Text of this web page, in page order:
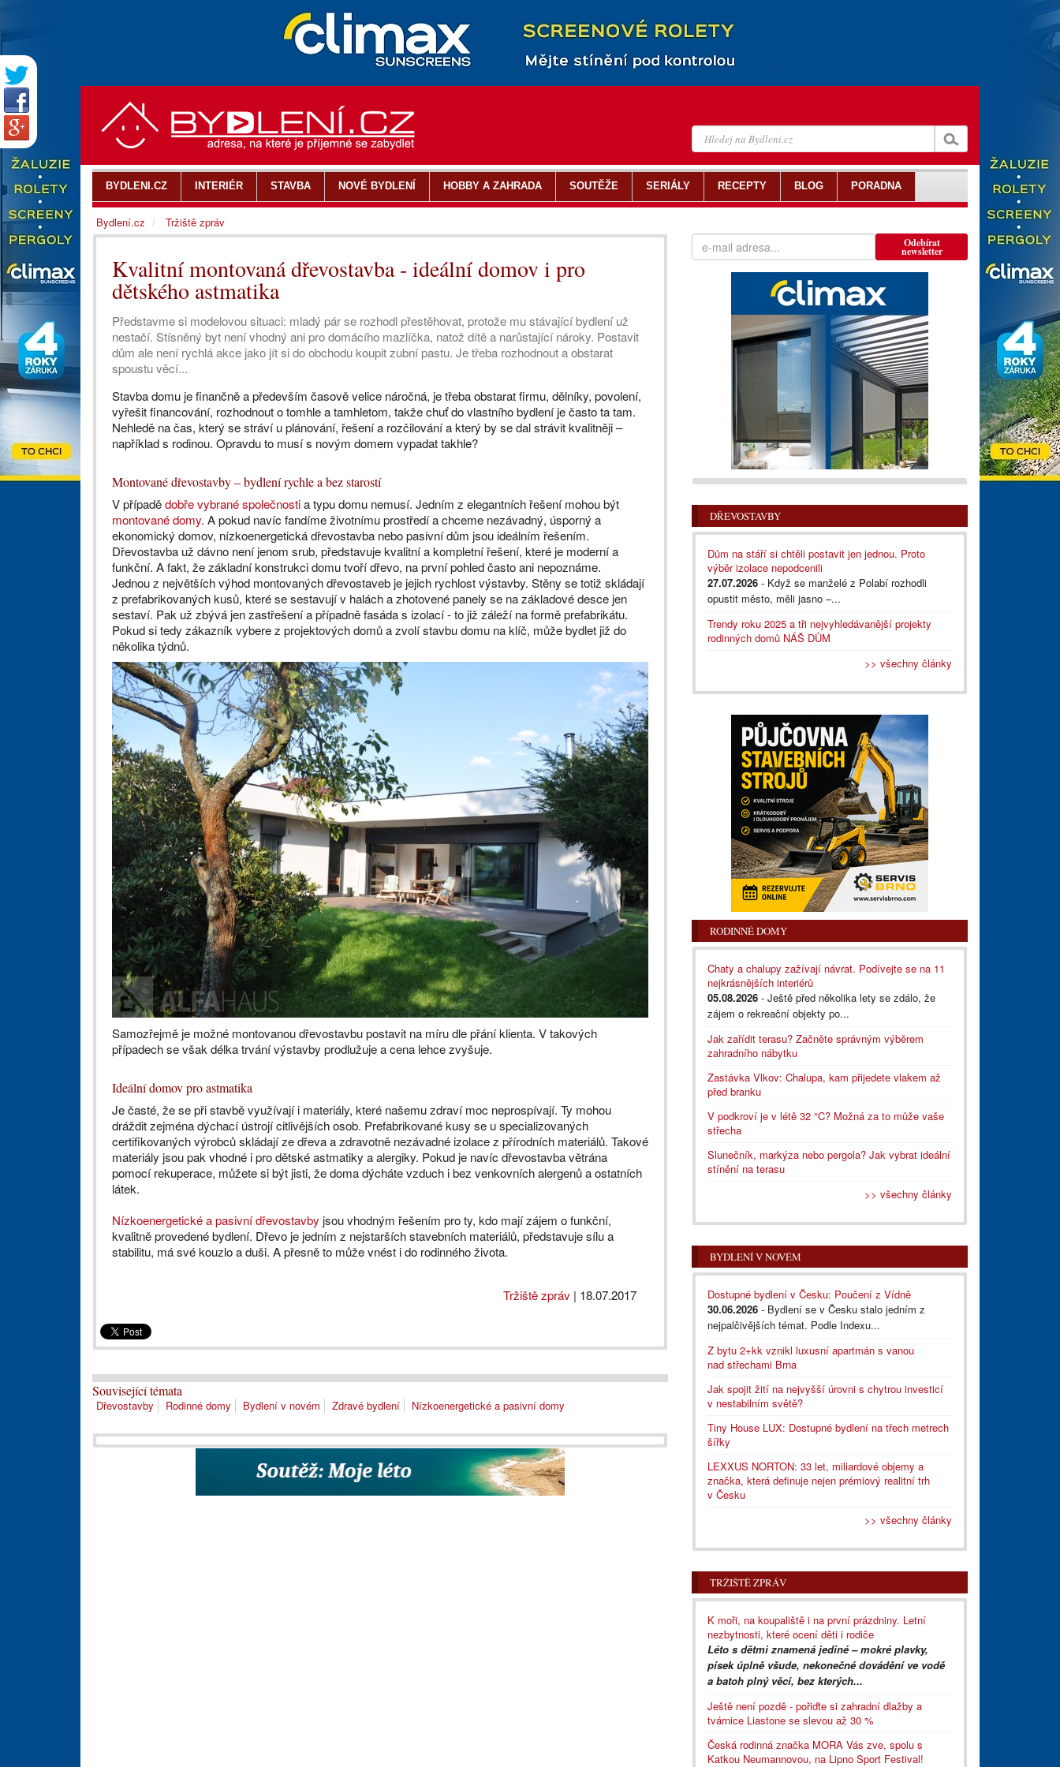
Kvalitní montovaná dřevostavba - ideální domov i pro
dětského astmatika
Představme si modelovou situaci: mladý pár se rozhodl přestěhovat, protože mu stávající bydlení už
nestačí. Stísněný byt není vhodný ani pro domácího mazlíčka, natož dítě a narůstající nároky. Postavit
dům ale není rychlá akce jako jít si do obchodu koupit zubní pastu. Je třeba rozhodnout a obstarat
spoustu věcí...
Stavba domu je finančně a především časově velice náročná, je třeba obstarat firmu, dělníky, povolení,
vyřešit financování, rozhodnout o tomhle a tamhletom, takže chuť do vlastního bydlení je často ta tam.
Nehledě na čas, který se stráví u plánování, řešení a rozčilování a který by se dal strávit kvalitněji –
například s rodinou. Opravdu to musí s novým domem vypadat takhle?
Montované dřevostavby – bydlení rychle a bez starostí
V případědobře vybrané společnostia typu domu nemusí. Jedním z elegantních řešení mohou být
montované domy. A pokud navíc fandíme životnímu prostředí a chceme nezávadný, úsporný a
ekonomický domov, nízkoenergetická dřevostavba nebo pasivní dům jsou ideálním řešením.
Dřevostavba už dávno není jenom srub, představuje kvalitní a kompletní řešení, které je moderní a
funkční. A fakt, že základní konstrukci domu tvoří dřevo, na první pohled často ani nepoznáme.
Jednou z největších výhod montovaných dřevostaveb je jejich rychlost výstavby. Stěny se totiž skládají
z prefabrikovaných kusů, které se sestavují v halách a zhotovené panely se na základové desce jen
sestaví. Pak už zbývá jen zastřešení a případně fasáda s izolací - to již záleží na formě prefabrikátu.
Pokud si tedy zákazník vybere z projektových domů a zvolí stavbu domu na klíč, může bydlet již do
několika týdnů.
Samozřejmě je možné montovanou dřevostavbu postavit na míru dle přání klienta. V takových
případech se však délka trvání výstavby prodlužuje a cena lehce zvyšuje.
Ideální domov pro astmatika
Je časté, že se při stavbě využívají i materiály, které našemu zdraví moc neprospívají. Ty mohou
dráždit zejména dýchací ústrojí citlivějších osob. Prefabrikované kusy se u specializovaných
certifikovaných výrobců skládají ze dřeva a zdravotně nezávadné izolace z přírodních materiálů. Takové
materiály jsou pak vhodné i pro dětské astmatiky a alergiky. Pokud je navíc dřevostavba větrána
pomocí rekuperace, můžete si být jisti, že doma dýcháte vzduch i bez venkovních alergenů a ostatních
látek.
Nízkoenergetické a pasivní dřevostavby jsou vhodným řešením pro ty, kdo mají zájem o funkční,
kvalitně provedené bydlení. Dřevo je jedním z nejstarších stavebních materiálů, představuje sílu a
stabilitu, má své kouzlo a duši. A přesně to může vnést i do rodinného života.
Tržiště zpráv | 18.07.2017
Související témata
Dřevostavby Rodinné domy Bydlení v novém Zdravé bydlení Nízkoenergetické a pasivní domy
Odebírat
newsletter
DŘEVOSTAVBY
Dům na stáří si chtěli postavit jen jednou. Proto
výběr izolace nepodcenili
27.07.2026 - Když se manželé z Polabí rozhodli
opustit město, měli jasno –...
Trendy roku 2025 a tři nejvyhledávanější projekty
rodinných domů NÁŠ DŮM
>> všechny články
RODINNÉ DOMY
Chaty a chalupy zažívají návrat. Podívejte se na 11
nejkrásnějších interiérů
05.08.2026 - Ještě před několika lety se zdálo, že
zájem o rekreační objekty po...
Jak zařídit terasu? Začněte správným výběrem
zahradního nábytku
Zastávka Vlkov: Chalupa, kam přijedete vlakem až
před branku
V podkroví je v létě 32 °C? Možná za to může vaše
střecha
Slunečník, markýza nebo pergola? Jak vybrat ideální
stínění na terasu
>> všechny články
BYDLENÍ V NOVÉM
Dostupné bydlení v Česku: Poučení z Vídně
30.06.2026 - Bydlení se v Česku stalo jedním z
nejpalčivějších témat. Podle Indexu...
Z bytu 2+kk vznikl luxusní apartmán s vanou
nad střechami Brna
Jak spojit žití na nejvyšší úrovni s chytrou investicí
v nestabilním světě?
Tiny House LUX: Dostupné bydlení na třech metrech
šířky
LEXXUS NORTON: 33 let, miliardové objemy a
značka, která definuje nejen prémiový realitní trh
v Česku
>> všechny články
TRŽIŠTĚ ZPRÁV
K moři, na koupaliště i na první prázdniny. Letní
nezbytnosti, které ocení děti i rodiče
Léto s dětmi znamená jediné – mokré plavky,
písek úplně všude, nekonečné dovádění ve vodě
a batoh plný věcí, bez kterých...
Ještě není pozdě - pořiďte si zahradní dlažby a
tvárnice Liastone se slevou až 30 %
Česká rodinná značka MORA Vás zve, spolu s
Katkou Neumannovou, na Lipno Sport Festival!
BYDLENI.CZ INTERIÉR STAVBA NOVÉ BYDLENÍ HOBBY A ZAHRADA SOUTĚŽE SERIÁLY RECEPTY BLOG PORADNA
Bydlení.cz Tržiště zpráv